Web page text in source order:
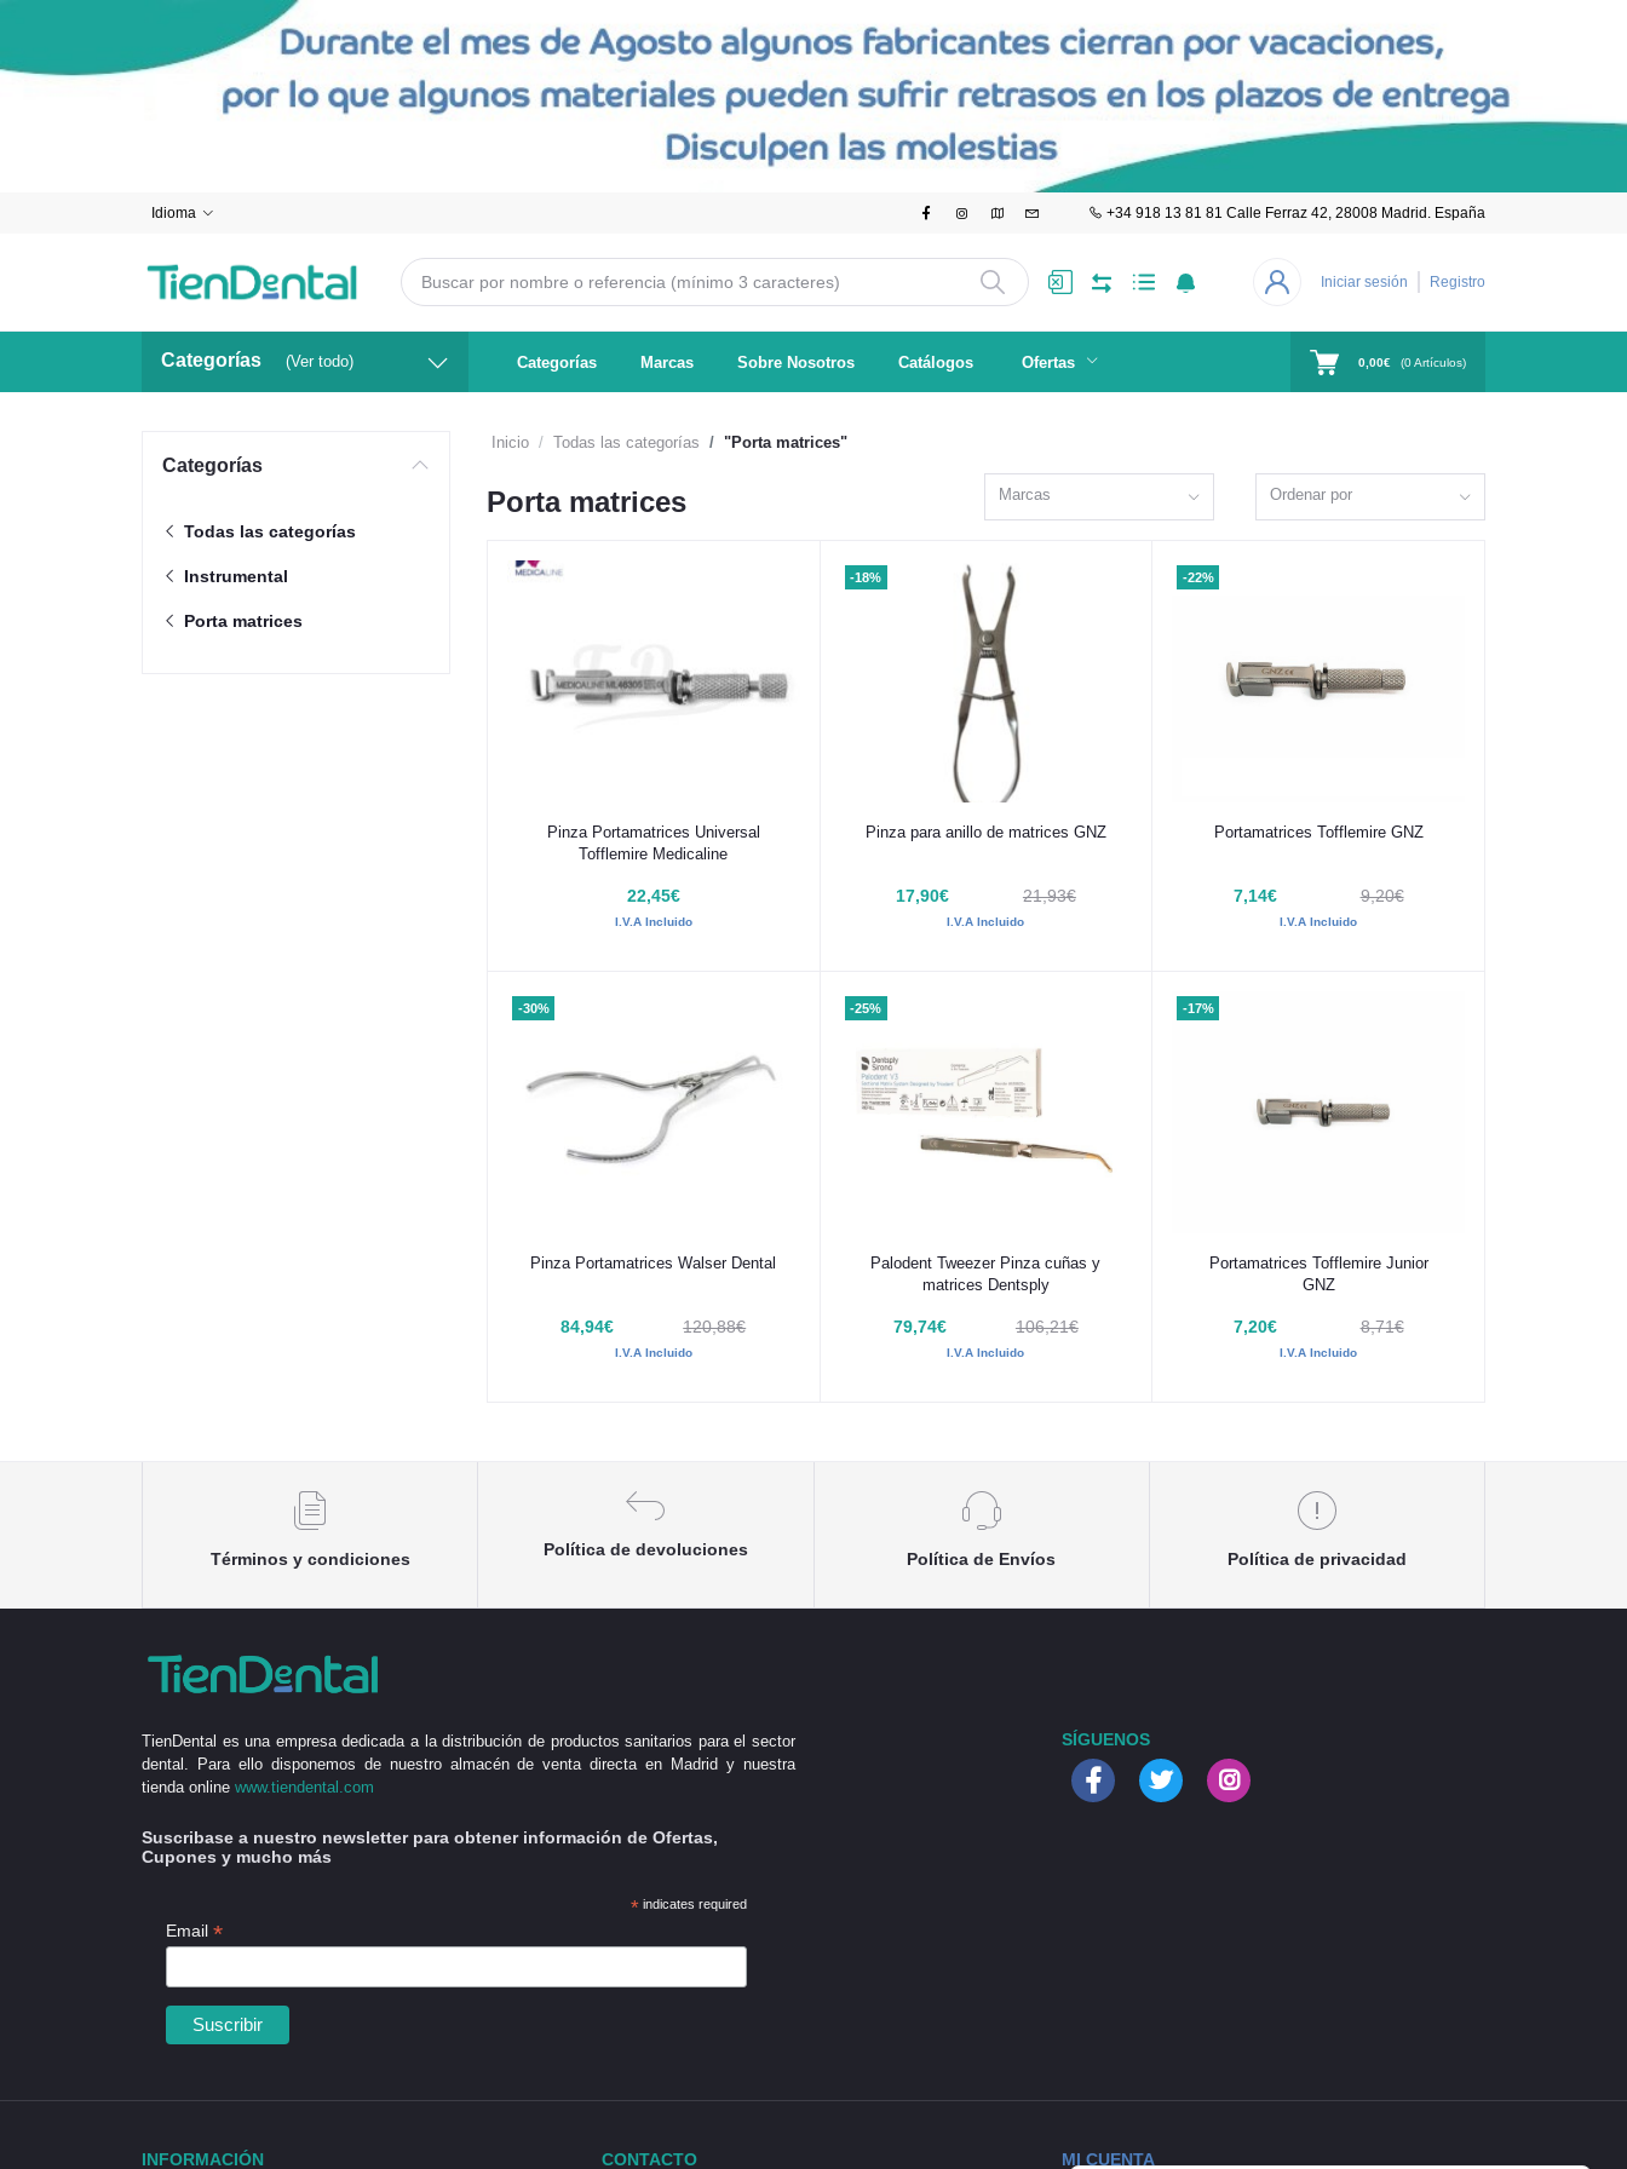
Idioma +34 918 13 81 81 Calle Ferraz 42, 28008 Madrid. España
Iniciar sesión Registro
Categorías (Ver todo) Categorías Marcas Sobre Nosotros Catálogos Ofertas 0,00€ (0Artículos)
Categorías
Todas las categorías
Instrumental
Porta matrices
Inicio Todas las categorías "Porta matrices"
Porta matrices Marcas Ordenar por
Añadir al carrito
Pinza Portamatrices Universal
Tofflemire Medicaline
22,45€
I.V.A Incluido
-18%
Añadir al carrito
Pinza para anillo de matrices GNZ
17,90€ 21,93€
I.V.A Incluido
-22%
Añadir al carrito
Portamatrices Tofflemire GNZ
7,14€ 9,20€
I.V.A Incluido
-30%
Añadir al carrito
Pinza Portamatrices Walser Dental
84,94€ 120,88€
I.V.A Incluido
-25%
Añadir al carrito
Palodent Tweezer Pinza cuñas y
matrices Dentsply
79,74€ 106,21€
I.V.A Incluido
-17%
Añadir al carrito
Portamatrices Tofflemire Junior
GNZ
7,20€ 8,71€
I.V.A Incluido
Términos y condiciones
Política de devoluciones
Política de Envíos Política de privacidad
TienDental es una empresa dedicada a la distribución de productos sanitarios para el sector
dental. Para ello disponemos de nuestro almacén de venta directa en Madrid y nuestra
tienda online www.tiendental.com
Suscribase a nuestro newsletter para obtener información de Ofertas,
Cupones y mucho más
* indicates required
Email *
SÍGUENOS
INFORMACIÓN CONTACTO MI CUENTA